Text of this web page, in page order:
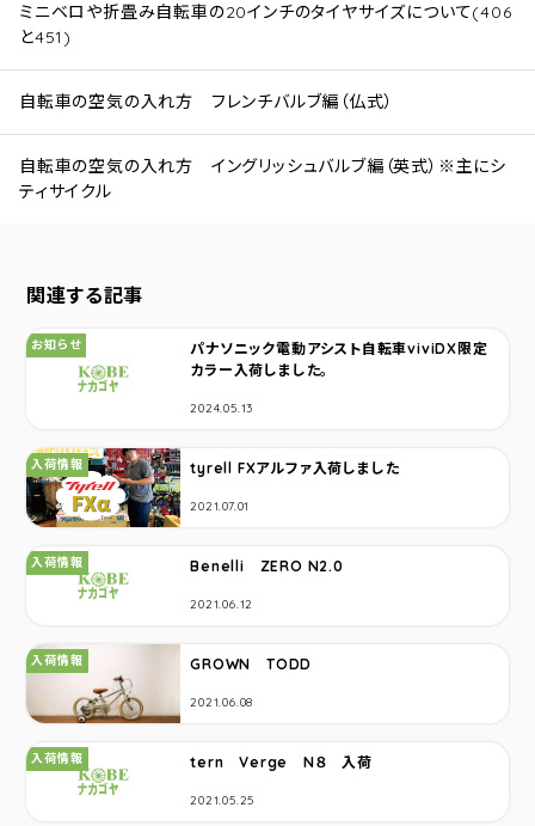
ミニベロや折畳み自転車の20インチのタイヤサイズについて(406
と451)
自転車の空気の入れ方 フレンチバルブ編（仏式）
自転車の空気の入れ方 イングリッシュバルブ編（英式）※主にシ
ティサイクル
関連する記事
パナソニック電動アシスト自転車viviDX限定
カラー入荷しました。
カテゴリ：
お知らせ
2024.05.13
tyrell FXアルファ入荷しました
カテゴリ：
入荷情報
2021.07.01
Benelli ZERO N2.0
カテゴリ：
入荷情報
2021.06.12
GROWN TODD
カテゴリ：
入荷情報
2021.06.08
tern Verge N８ 入荷
カテゴリ：
入荷情報
2021.05.25